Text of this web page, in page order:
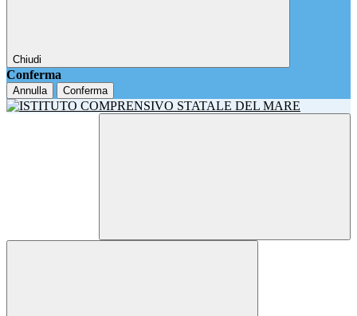
Chiudi
Conferma
Annulla Conferma